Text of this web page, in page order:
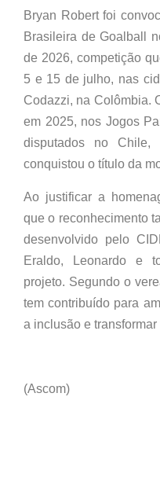
Bryan Robert foi
Brasileira de Goalball
de 2026, competição
5 e 15 de julho, nas
Codazzi, na Colômbia.
em 2025, nos Jogos
disputados no Chile,
conquistou o título da
Ao justificar a
que o reconhecimento
desenvolvido pelo
Eraldo, Leonardo e
projeto. Segundo o
tem contribuído para
a inclusão e
(Ascom)